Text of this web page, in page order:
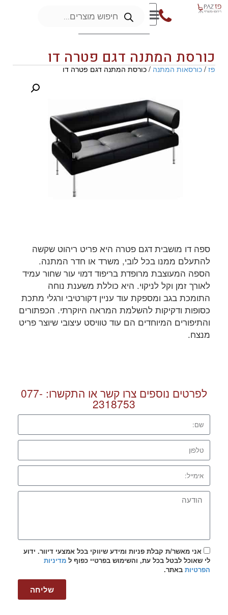
כורסת המתנה דגם פטרה דו
פז/כורסאות המתנה/ כורסת המתנה דגם פטרה דו
ספה דו מושבית דגם פטרה היא פריט ריהוט שקשה
להתעלם ממנו בכל לובי, משרד או חדר המתנה.
הספה המעוצבת מרופדת בריפוד דמוי עור שחור עמיד
לאורך זמן וקל לניקוי. היא כוללת משענת נוחה
התומכת בגב ומספקת עוד עניין דקורטיבי ורגלי מתכת
כסופות ודקיקות להשלמת המראה היוקרתי. הכפתורים
והתיפורים המיוחדים הם עוד טוויסט עיצובי שיוצר פריט
מנצח.
לפרטים נוספים צרו קשר או התקשרו: 077-
2318753
אני מאשר/ת קבלת פניות ומידע שיווקי בכל אמצעי דיוור. ידוע
לי שאוכל לבטל בכל עת, והשימוש בפרטיי כפוף ל מדיניות
הפרטיות באתר.
שליחה